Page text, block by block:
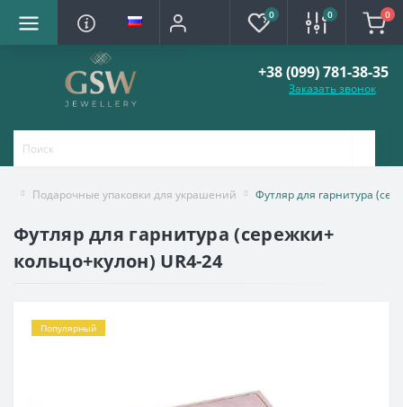
0 0 0
+38 (099) 781-38-35
Заказать звонок
Подарочные упаковки для украшений Футляр для гарнитура
Футляр для гарнитура (сережки+
кольцо+кулон) UR4-24
Популярный